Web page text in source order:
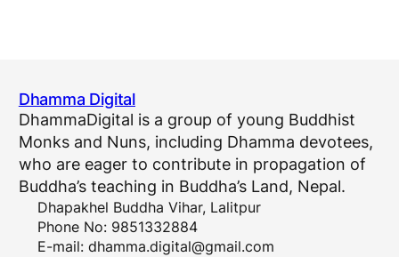
Dhamma Digital
DhammaDigital is a group of young Buddhist
Monks and Nuns, including Dhamma devotees,
who are eager to contribute in propagation of
Buddha’s teaching in Buddha’s Land, Nepal.
Dhapakhel Buddha Vihar, Lalitpur
Phone No: 9851332884
E-mail: dhamma.digital@gmail.com